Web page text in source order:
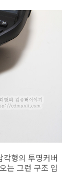
형의 투명커버
는 그런 구조 입